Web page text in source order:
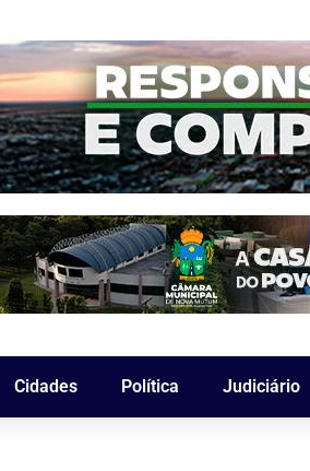
Cidades Política Judiciário